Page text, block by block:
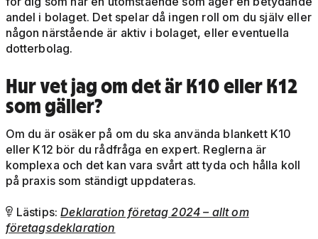
andel i bolaget. Det spelar då ingen roll om du själv eller
någon närstående är aktiv i bolaget, eller eventuella
dotterbolag.
Hur vet jag om det är K10 eller K12
som gäller?
Om du är osäker på om du ska använda blankett K10
eller K12 bör du rådfråga en expert. Reglerna är
komplexa och det kan vara svårt att tyda och hålla koll
på praxis som ständigt uppdateras.
 Lästips:Deklaration företag 2024 – allt om
företagsdeklaration